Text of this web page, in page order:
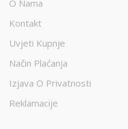
O Nama
Kontakt
Uvjeti Kupnje
Način Plaćanja
Izjava O Privatnosti
Reklamacije